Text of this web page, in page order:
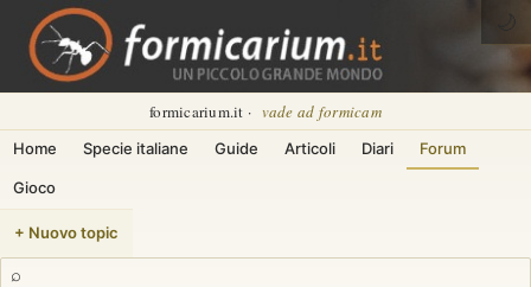
formicarium.it · vade ad formicam
Home Specie italiane Guide Articoli Diari Forum
Gioco
+ Nuovo topic
⌕
🌙